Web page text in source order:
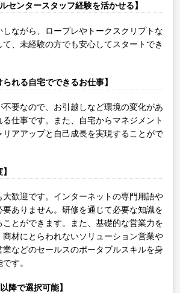
センタースタッフ経験を活かせる】
ながら、ロープレやトークスクリプトな
て、未経験の方でも安心してスタートでき
られる自宅でできるお仕事】
不要なので、お引越しなど環境の変化があ
る仕事です。また、自宅からマネジメント
リアアップと自己成長を実現することがで
大歓迎です。インターネットの専門用語や
要ありません。研修を通じて必要な知識を
ことができます。また、基礎的な営業力を
材にとらわれないソリューション営業や
業などのセールスのポータブルスキルを身
す。
降で選択可能】